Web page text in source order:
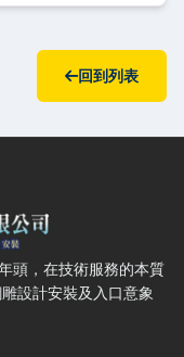
回到列表
與聯絡方式
頭，在技術服務的本質
設計安裝及入口意象